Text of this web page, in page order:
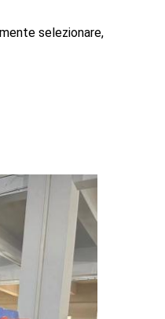
selezionare,